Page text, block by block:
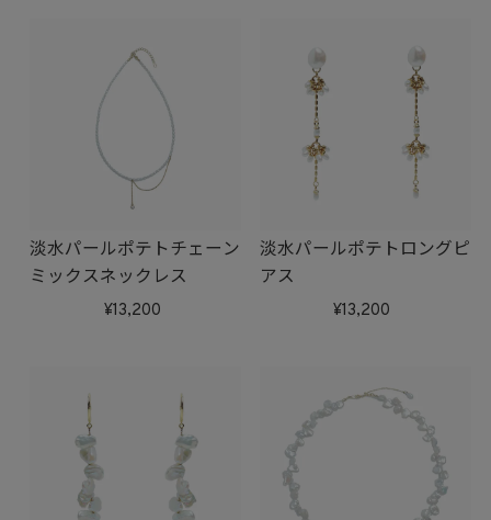
淡水パールポテトチェーン
ミックスネックレス
13,200
淡水パールポテトロングピ
アス
13,200